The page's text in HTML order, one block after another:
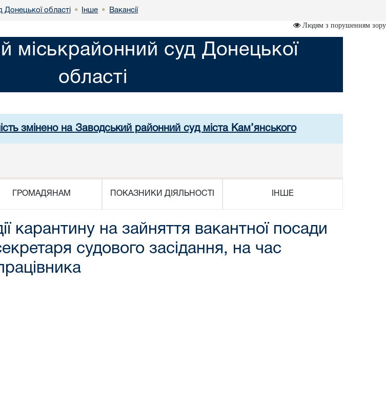
Донецької області • Інше • Вакансії
Людям з порушенням зору
міськрайонний суд Донецької
області
змінено на Заводський районний суд міста Кам’янського
ГРОМАДЯНАМ ПОКАЗНИКИ ДІЯЛЬНОСТІ ІНШЕ
карантину на зайняття вакантної посади
судового засідання, на час